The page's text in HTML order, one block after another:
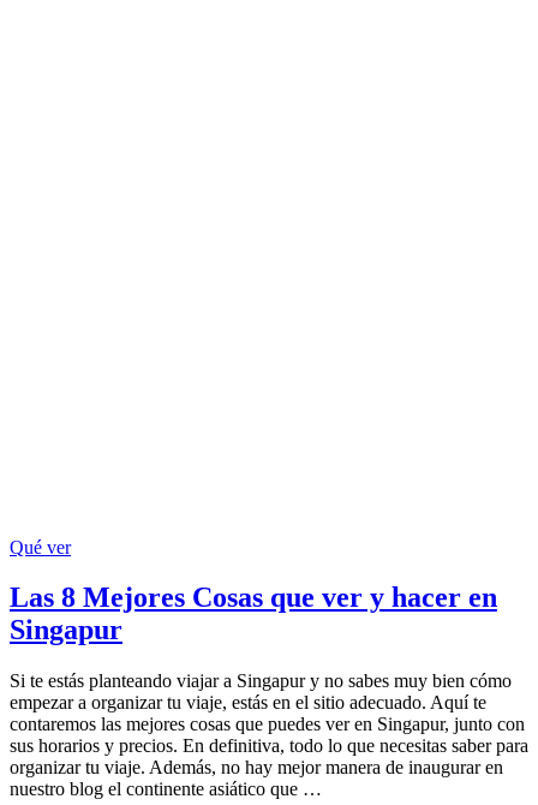
Qué ver
Las 8 Mejores Cosas que ver y hacer en
Singapur
Si te estás planteando viajar a Singapur y no sabes muy bien cómo
empezar a organizar tu viaje, estás en el sitio adecuado. Aquí te
contaremos las mejores cosas que puedes ver en Singapur, junto con
sus horarios y precios. En definitiva, todo lo que necesitas saber para
organizar tu viaje. Además, no hay mejor manera de inaugurar en
nuestro blog el continente asiático que …